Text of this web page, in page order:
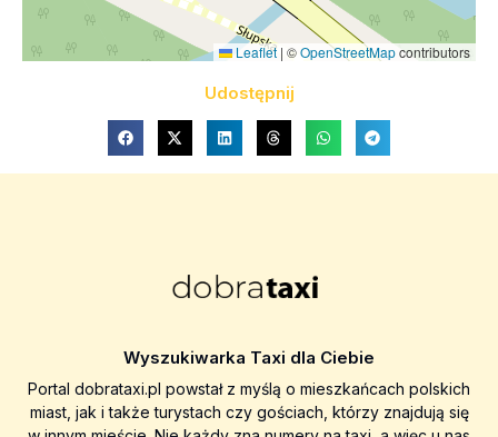
Leaflet | ©OpenStreetMapcontributors
Udostępnij
Wyszukiwarka Taxi dla Ciebie
Portal dobrataxi.pl powstał z myślą o mieszkańcach polskich
miast, jak i także turystach czy gościach, którzy znajdują się